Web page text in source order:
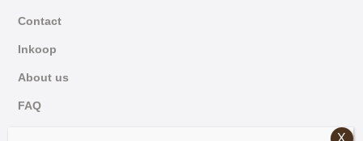
Contact
Inkoop
About us
FAQ